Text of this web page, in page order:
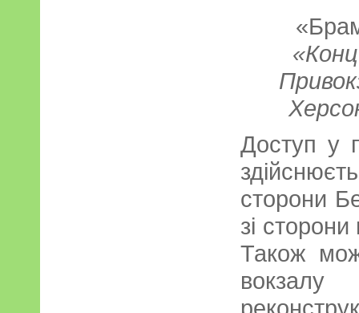
Доступ у
сторони
зі
Також
вокзалу